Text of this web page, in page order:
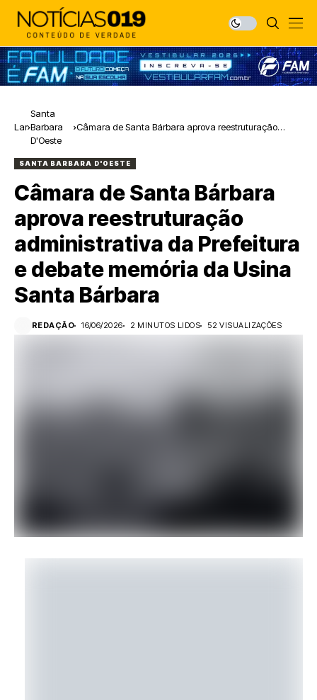
Lar
Santa
Barbara
D'Oeste
Câmara de Santa Bárbara aprova reestruturação
SANTA BARBARA D'OESTE
Câmara de Santa Bárbara
aprova reestruturação
administrativa da Prefeitura
e debate memória da Usina
Santa Bárbara
REDAÇÃO 16/06/2026 2 MINUTOS LIDOS 52 VISUALIZAÇÕES